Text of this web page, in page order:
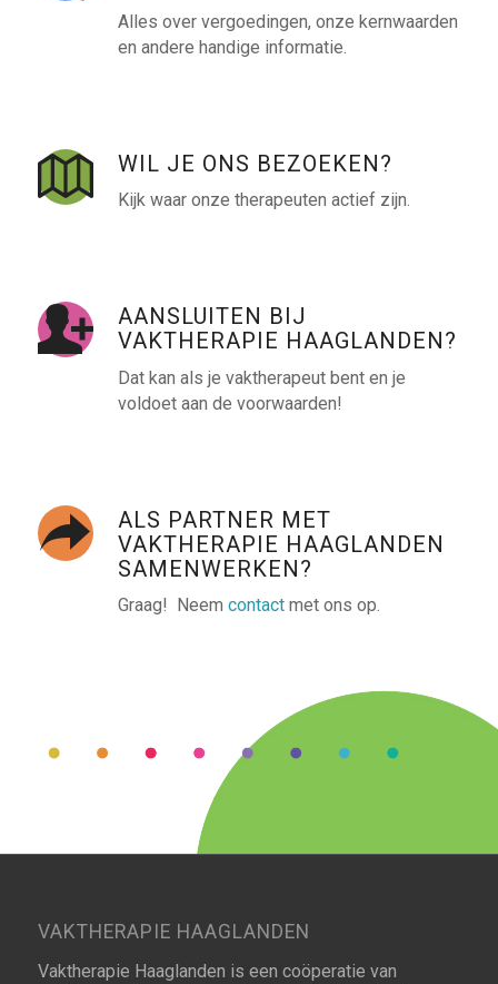
Alles over vergoedingen, onze kernwaarden
en andere handige informatie.
WIL JE ONS BEZOEKEN?
Kijk waar onze therapeuten actief zijn.
AANSLUITEN BIJ
VAKTHERAPIE HAAGLANDEN?
Dat kan als je vaktherapeut bent en je
voldoet aan de voorwaarden!
ALS PARTNER MET
VAKTHERAPIE HAAGLANDEN
SAMENWERKEN?
Graag! Neem contactmet ons op.
VAKTHERAPIE HAAGLANDEN
Vaktherapie Haaglanden is een coöperatie van